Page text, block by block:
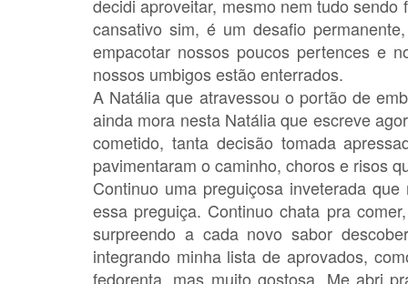
decidi aproveitar, mesmo nem tudo
cansativo sim, é um desafio
empacotar nossos poucos pertences e
nossos umbigos estão enterrados.
A Natália que atravessou o portão de
ainda mora nesta Natália que escreve
cometido, tanta decisão tomada
pavimentaram o caminho, choros e risos
Continuo uma preguiçosa inveterada
essa preguiça. Continuo chata pra
surpreendo a cada novo sabor
integrando minha lista de aprovados,
fedorenta, mas muito gostosa. Me abri